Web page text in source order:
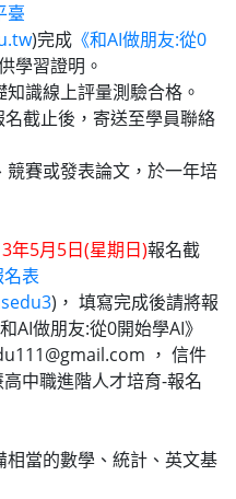
臺
)完成 《和AI做朋友:從0
學習證明。
識線上評量測驗合格。
截止後，寄送至學員聯絡
賽或發表論文，於一年培
年5月5日(星期日)報名截
表
)， 填寫完成後請將報
AI做朋友:從0開始學AI》
， 信件
中職進階人才培育-報名
當的數學、統計、英文基